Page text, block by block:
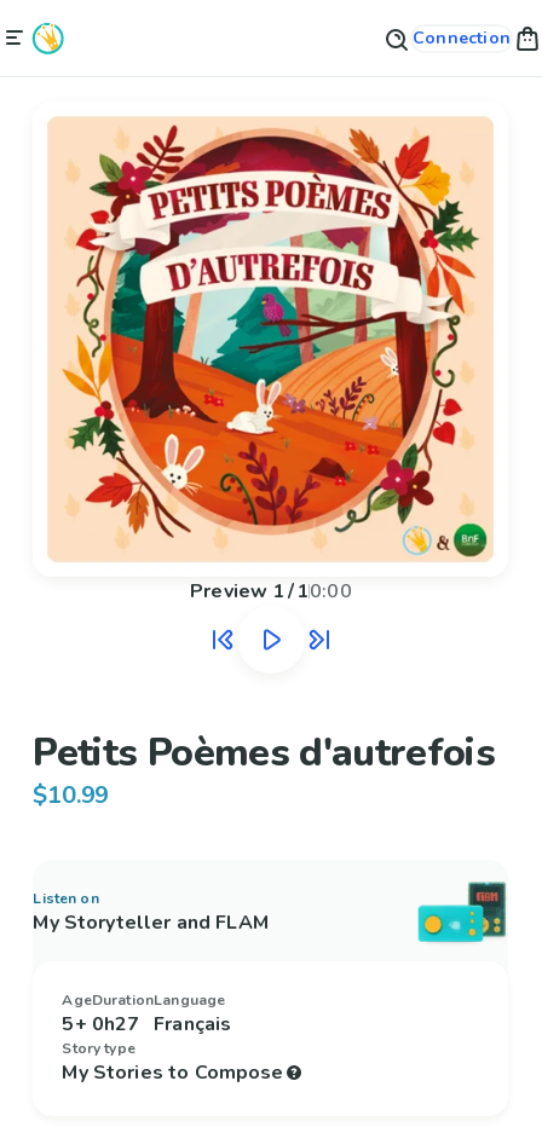
Connection
Preview 1/10:00
Petits Poèmes d'autrefois
$10.99
Listen on
My Storyteller and FLAM
Age
5+
Duration
0h27
Language
Français
Story type
My Stories to Compose